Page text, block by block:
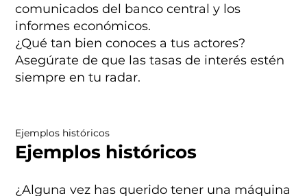
Ejemplos históricos
Ejemplos históricos
¿Alguna vez has querido tener una máquina
comunicados del banco central y los
informes económicos.
¿Qué tan bien conoces a tus actores?
Asegúrate de que las tasas de interés estén
siempre en tu radar.